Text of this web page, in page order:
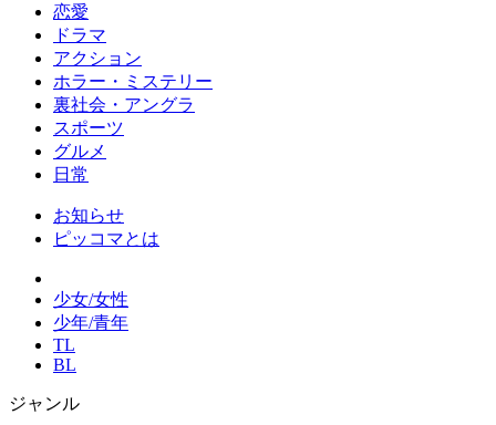
恋愛
ドラマ
アクション
ホラー・ミステリー
裏社会・アングラ
スポーツ
グルメ
日常
お知らせ
ピッコマとは
少女/女性
少年/青年
TL
BL
ジャンル